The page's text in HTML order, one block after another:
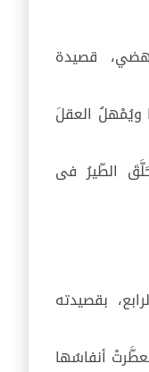
قصيدة
ويُمْهلُ العقلَ
الطّيرُ فى
بقصيدته
أنفاسُها